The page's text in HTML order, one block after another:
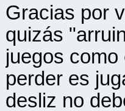
Gracias por
quizás
juegos
perder es
desliz no